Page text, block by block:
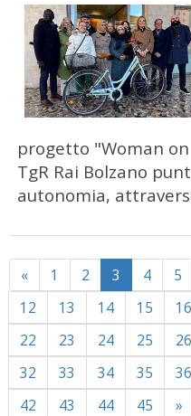
progetto "Woman
TgR Rai Bolzano
autonomia,
«Previous
1 2 3 4 5
12
13 14 15 16
22
23 24 25 26
32
33 34 35 36
42
43 44 45 »